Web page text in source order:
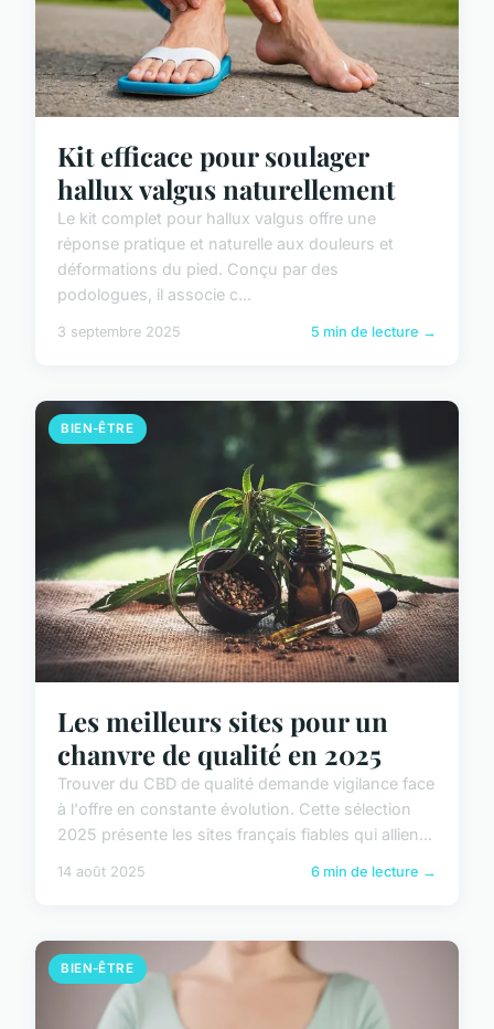
Kit efficace pour soulager
hallux valgus naturellement
Le kit complet pour hallux valgus offre une
réponse pratique et naturelle aux douleurs et
déformations du pied. Conçu par des
podologues, il associe c...
3 septembre 2025 5 min de lecture →
BIEN-ÊTRE
Les meilleurs sites pour un
chanvre de qualité en 2025
Trouver du CBD de qualité demande vigilance face
à l'offre en constante évolution. Cette sélection
2025 présente les sites français fiables qui allien...
14 août 2025 6 min de lecture →
BIEN-ÊTRE